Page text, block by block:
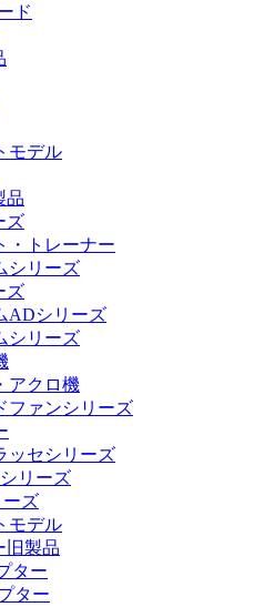
ド
モデル
品
ズ
・トレーナー
シリーズ
ズ
ADシリーズ
シリーズ
アクロ機
ファンシリーズ
ッセシリーズ
リーズ
ズ
モデル
旧製品
ター
ター